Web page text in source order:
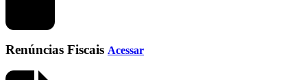
Renúncias Fiscais Acessar